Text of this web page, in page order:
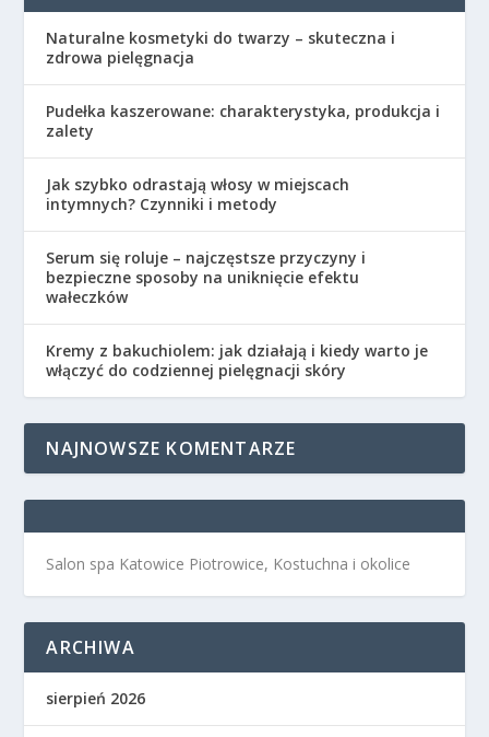
Naturalne kosmetyki do twarzy – skuteczna i
zdrowa pielęgnacja
Pudełka kaszerowane: charakterystyka, produkcja i
zalety
Jak szybko odrastają włosy w miejscach
intymnych? Czynniki i metody
Serum się roluje – najczęstsze przyczyny i
bezpieczne sposoby na uniknięcie efektu
wałeczków
Kremy z bakuchiolem: jak działają i kiedy warto je
włączyć do codziennej pielęgnacji skóry
NAJNOWSZE KOMENTARZE
Salon spa Katowice Piotrowice, Kostuchna i okolice
ARCHIWA
sierpień 2026